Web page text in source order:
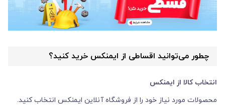
چطور می‌توانید اقساطی از ایمنکس خرید کنید؟
انتخاب کالا از ایمنکس
محصولات مورد نیاز خود را از فروشگاه آنلاین ایمنکس انتخاب کنید.